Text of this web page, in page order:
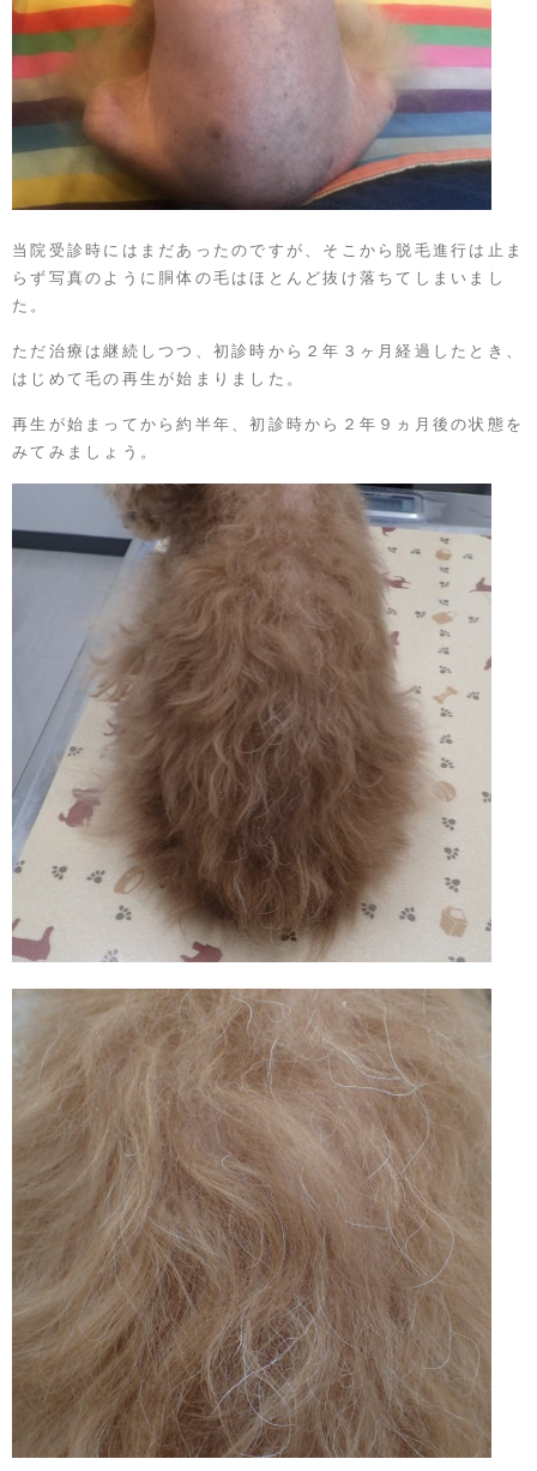
当院受診時にはまだあったのですが、そこから脱毛進行は止ま
らず写真のように胴体の毛はほとんど抜け落ちてしまいまし
た。
ただ治療は継続しつつ、初診時から２年３ヶ月経過したとき、
はじめて毛の再生が始まりました。
再生が始まってから約半年、初診時から２年９ヵ月後の状態を
みてみましょう。